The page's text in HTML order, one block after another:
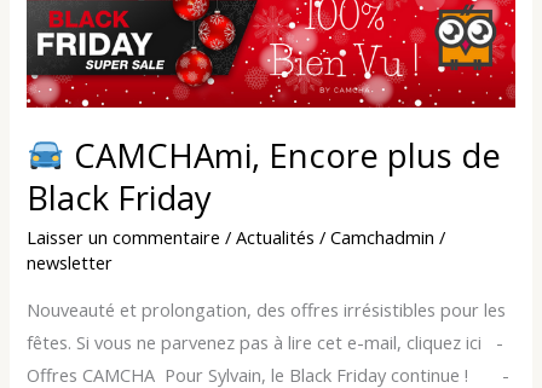
CAMCHAmi, Encore plus de
Black Friday
Laisser un commentaire /Actualités /Camchadmin/
newsletter
Nouveauté et prolongation, des offres irrésistibles pour les
fêtes. Si vous ne parvenez pas à lire cet e-mail, cliquez ici ­ ­ ­
Offres CAMCHA ­ Pour Sylvain, le Black Friday continue ! ­ ­ ­ ­ ­ ­ ­
CAMCHAmi,
Encore
plus
de
Black
Friday